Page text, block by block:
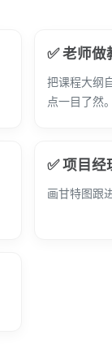
✅ 老师做
把课程大纲
点一目了然。
✅ 项目经
画甘特图跟